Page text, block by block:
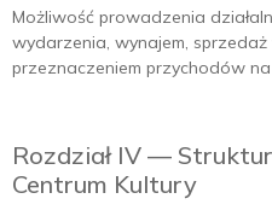
Możliwość prowadzenia
wydarzenia, wynajem, sprzedaż
przeznaczeniem przychodów
Rozdział IV —
Centrum Kultury